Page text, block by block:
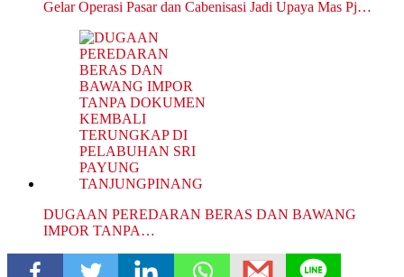
Gelar Operasi Pasar dan Cabenisasi Jadi Upaya Mas Pj…
DUGAAN PEREDARAN BERAS DAN BAWANG
IMPOR TANPA…